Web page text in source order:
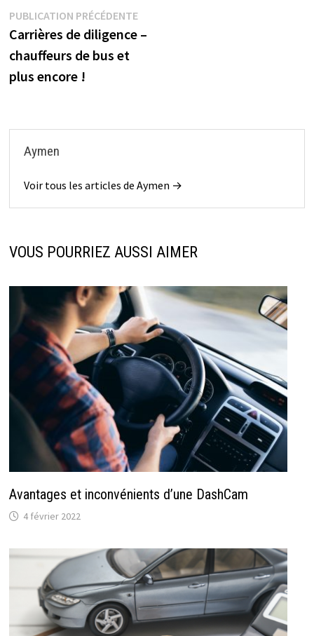
Navigation
de
l’article
PUBLICATION PRÉCÉDENTEPublication
précédente :
Carrières de diligence –
chauffeurs de bus et
plus encore !
Aymen
Voir tous les articles de Aymen →
VOUS POURRIEZ AUSSI AIMER
Avantages et inconvénients d’une DashCam
4 février 2022